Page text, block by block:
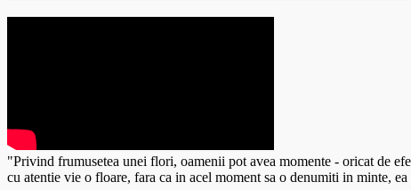
"Privind frumusetea unei flori, oamenii pot avea momente - oricat de
cu atentie vie o floare, fara ca in acel moment sa o denumiti in minte,